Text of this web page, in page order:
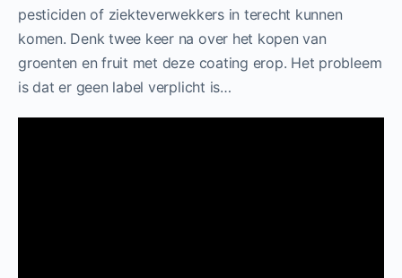
pesticiden of ziekteverwekkers in terecht kunnen
komen. Denk twee keer na over het kopen van
groenten en fruit met deze coating erop. Het probleem
is dat er geen label verplicht is…